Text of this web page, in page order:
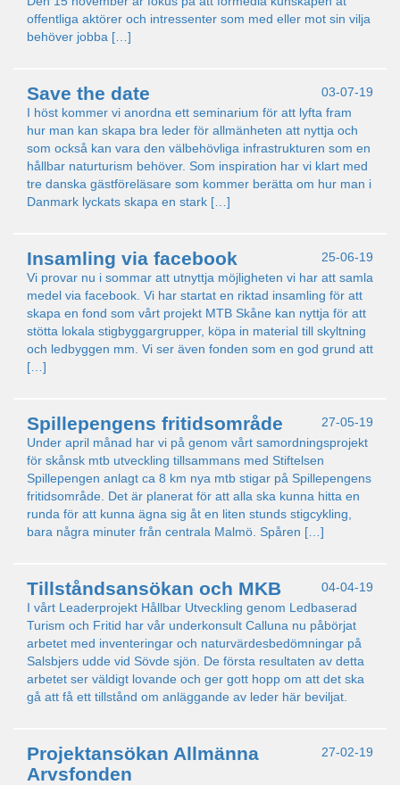
offentliga aktörer och intressenter som med eller mot sin vilja
behöver jobba […]
03-07-19
Save the date
I höst kommer vi anordna ett seminarium för att lyfta fram
hur man kan skapa bra leder för allmänheten att nyttja och
som också kan vara den välbehövliga infrastrukturen som en
hållbar naturturism behöver. Som inspiration har vi klart med
tre danska gästföreläsare som kommer berätta om hur man i
Danmark lyckats skapa en stark […]
25-06-19
Insamling via facebook
Vi provar nu i sommar att utnyttja möjligheten vi har att samla
medel via facebook. Vi har startat en riktad insamling för att
skapa en fond som vårt projekt MTB Skåne kan nyttja för att
stötta lokala stigbyggargrupper, köpa in material till skyltning
och ledbyggen mm. Vi ser även fonden som en god grund att
[…]
27-05-19
Spillepengens fritidsområde
Under april månad har vi på genom vårt samordningsprojekt
för skånsk mtb utveckling tillsammans med Stiftelsen
Spillepengen anlagt ca 8 km nya mtb stigar på Spillepengens
fritidsområde. Det är planerat för att alla ska kunna hitta en
runda för att kunna ägna sig åt en liten stunds stigcykling,
bara några minuter från centrala Malmö. Spåren […]
04-04-19
Tillståndsansökan och MKB
I vårt Leaderprojekt Hållbar Utveckling genom Ledbaserad
Turism och Fritid har vår underkonsult Calluna nu påbörjat
arbetet med inventeringar och naturvärdesbedömningar på
Salsbjers udde vid Sövde sjön. De första resultaten av detta
arbetet ser väldigt lovande och ger gott hopp om att det ska
gå att få ett tillstånd om anläggande av leder här beviljat.
27-02-19
Projektansökan Allmänna
Arvsfonden